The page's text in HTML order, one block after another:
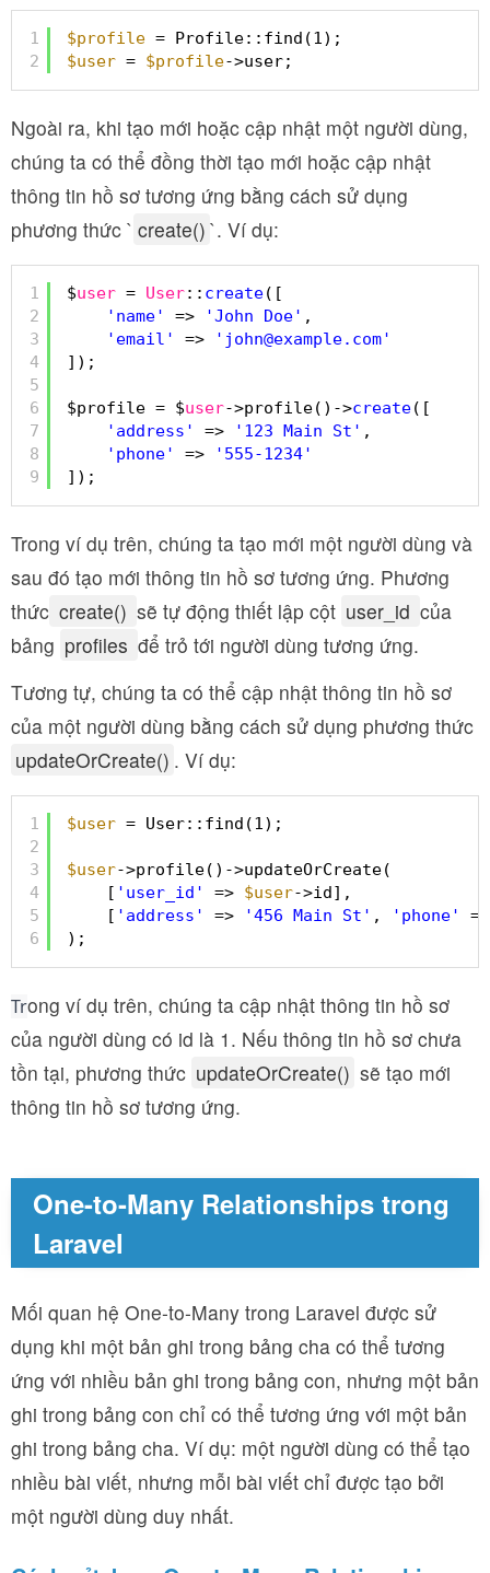
1
2
$profile = Profile::find(1);
$user = $profile->user;
Ngoài ra, khi tạo mới hoặc cập nhật một người dùng,
chúng ta có thể đồng thời tạo mới hoặc cập nhật
thông tin hồ sơ tương ứng bằng cách sử dụng
phương thức ` create() `. Ví dụ:
1
2
3
4
5
6
7
8
9
$user = User:: create([
'name'
=> 'John Doe' ,
'email'
=>
'john@example.com'
]);
$profile = $user->profile()->create([
'address'
=> '123 Main St' ,
'phone'
=>
'555-1234'
]);
Trong ví dụ trên, chúng ta tạo mới một người dùng và
sau đó tạo mới thông tin hồ sơ tương ứng. Phương
thức create() sẽ tự động thiết lập cột user_id của
bảng profiles để trỏ tới người dùng tương ứng.
Tương tự, chúng ta có thể cập nhật thông tin hồ sơ
của một người dùng bằng cách sử dụng phương thức
updateOrCreate() . Ví dụ:
1
2
3
4
5
6
$user = User::find(1);
$user->profile()->updateOrCreate(
[ 'user_id' => $user->id],
[ 'address' => '456 Main St' , 'phone'
);
Trong ví dụ trên, chúng ta cập nhật thông tin hồ sơ
của người dùng có id là 1. Nếu thông tin hồ sơ chưa
tồn tại, phương thức updateOrCreate() sẽ tạo mới
thông tin hồ sơ tương ứng.
One-to-Many Relationships trong
Laravel
Mối quan hệ One-to-Many trong Laravel được sử
dụng khi một bản ghi trong bảng cha có thể tương
ứng với nhiều bản ghi trong bảng con, nhưng một bản
ghi trong bảng con chỉ có thể tương ứng với một bản
ghi trong bảng cha. Ví dụ: một người dùng có thể tạo
nhiều bài viết, nhưng mỗi bài viết chỉ được tạo bởi
một người dùng duy nhất.